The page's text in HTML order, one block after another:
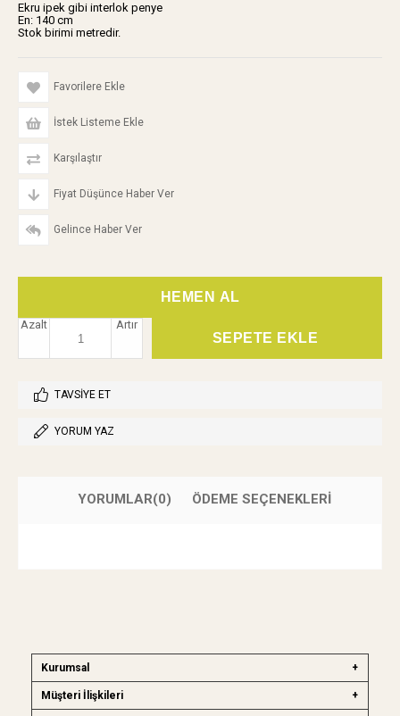
Ekru ipek gibi interlok penye
En: 140 cm
Stok birimi metredir.
Favorilere Ekle
İstek Listeme Ekle
Karşılaştır
Fiyat Düşünce Haber Ver
Gelince Haber Ver
Artır
Azalt
TAVSIYE ET
YORUM YAZ
YORUMLAR(0) ÖDEME SEÇENEKLERI
Kurumsal
Müşteri İlişkileri